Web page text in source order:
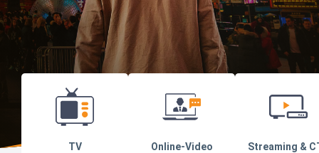
TV Online-Video Streaming &